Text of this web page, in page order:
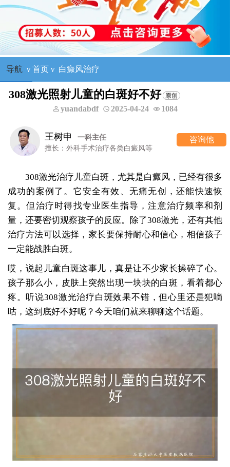
导航 ν 首页ν 白癜风治疗
308激光照射儿童的白斑好不好
yuandabdf 2025-04-24 1084
王树申
一科主任
擅长：外科手术治疗各类白癜风等
咨询他
308激光治疗儿童白斑，尤其是白癜风，已经有很多
成功的案例了。它安全有效、无痛无创，还能快速恢
复。但治疗时得找专业医生指导，注意治疗频率和剂
量，还要密切观察孩子的反应。除了308激光，还有其他
治疗方法可以选择，家长要保持耐心和信心，相信孩子
一定能战胜白斑。
哎，说起儿童白斑这事儿，真是让不少家长操碎了心。
孩子那么小，皮肤上突然出现一块块的白斑，看着都心
疼。听说308激光治疗白斑效果不错，但心里还是犯嘀
咕，这到底好不好呢？今天咱们就来聊聊这个话题。